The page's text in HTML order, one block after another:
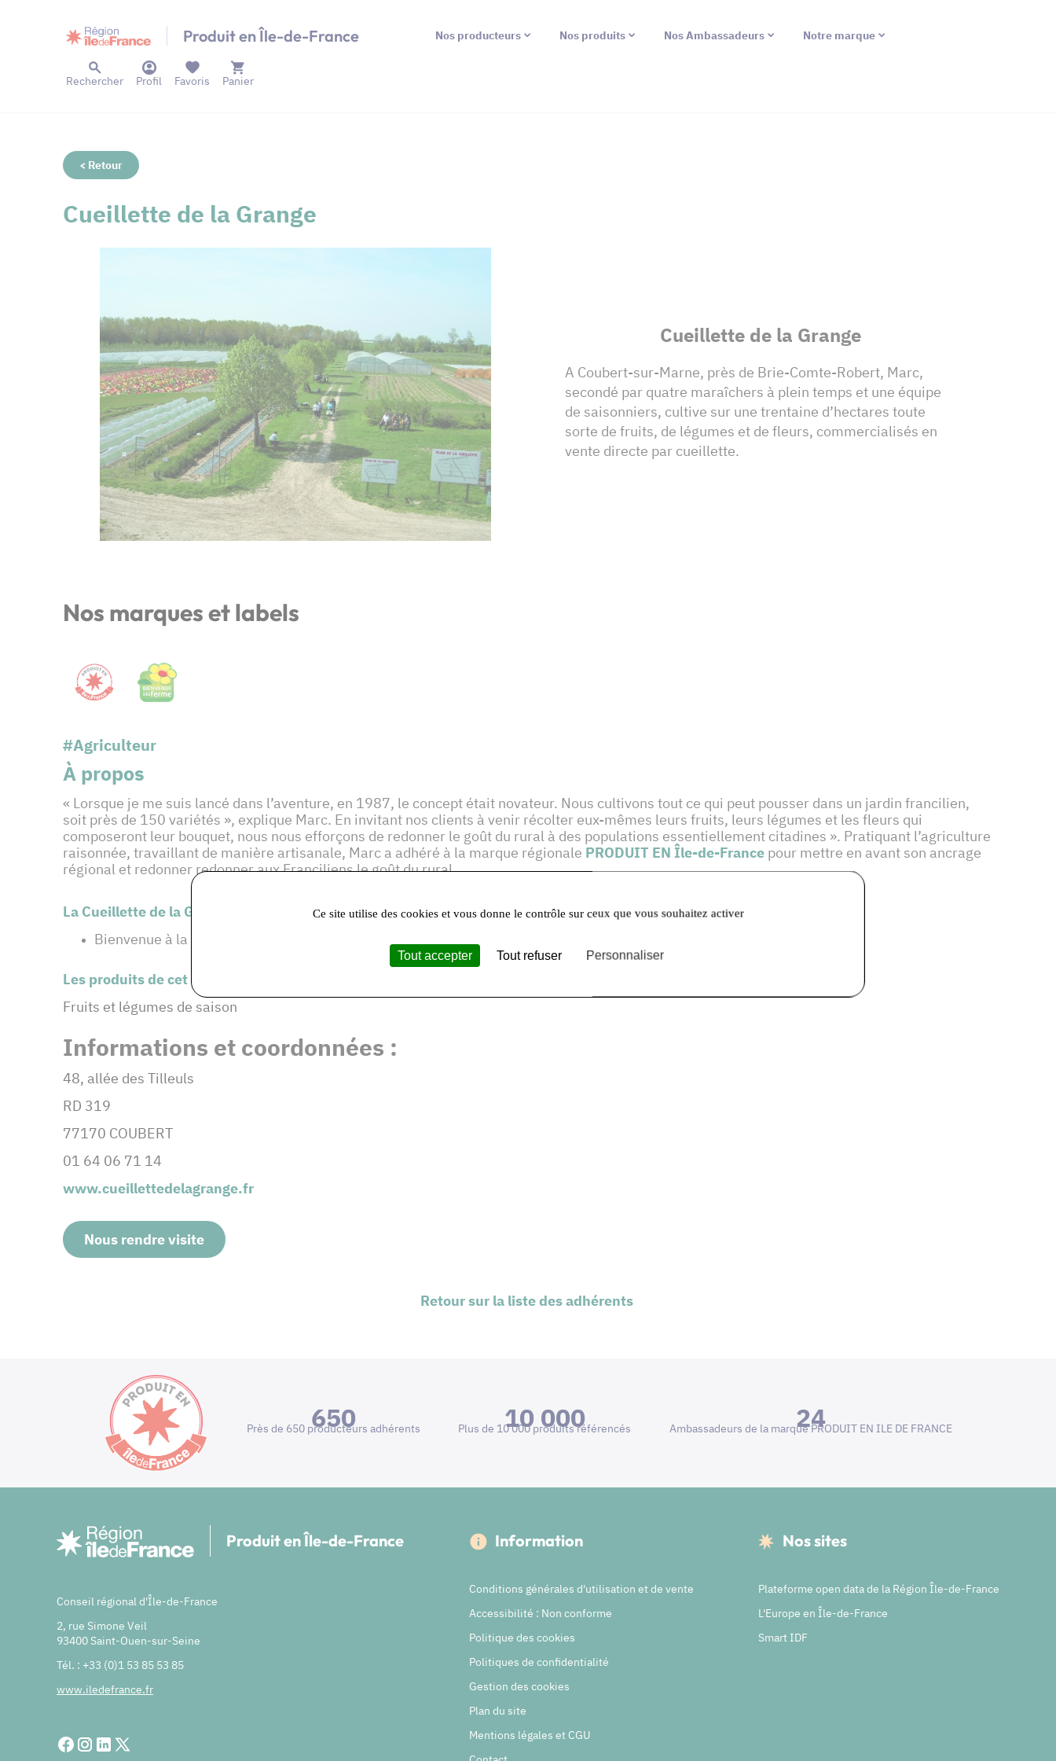
Produit en Île-de-France Nos producteurs Nos produits Nos Ambassadeurs Notre marque
Rechercher Profil Panier
Favoris
< Retour
Cueillette de la Grange
Cueillette de la Grange
A Coubert-sur-Marne, près de Brie-Comte-Robert, Marc,
secondé par quatre maraîchers à plein temps et une équipe
de saisonniers, cultive sur une trentaine d’hectares toute
sorte de fruits, de légumes et de fleurs, commercialisés en
vente directe par cueillette.
Nos marques et labels
#Agriculteur
À propos
« Lorsque je me suis lancé dans l’aventure, en 1987, le concept était novateur. Nous cultivons tout ce qui peut pousser dans un jardin francilien,
soit près de 150 variétés », explique Marc. En invitant nos clients à venir récolter eux-mêmes leurs fruits, leurs légumes et les fleurs qui
composeront leur bouquet, nous nous efforçons de redonner le goût du rural à des populations essentiellement citadines ». Pratiquant l’agriculture
raisonnée, travaillant de manière artisanale, Marc a adhéré à la marque régionale PRODUIT EN Île-de-France pour mettre en avant son ancrage
régional et redonner redonner aux Franciliens le goût du rural.
La Cueillette de la Grange est également adhérente à :
Bienvenue à la ferme
Les produits de cet adhérent :
Fruits et légumes de saison
Informations et coordonnées :
48, allée des Tilleuls
RD 319
77170 COUBERT
01 64 06 71 14
www.cueillettedelagrange.fr
Nous rendre visite
Retour sur la liste des adhérents
650
Près de 650 producteurs adhérents 10 000
Plus de 10 000 produits référencés 24
Ambassadeurs de la marque PRODUIT EN ILE DE FRANCE
Produit en Île-de-France
Conseil régional d'Île-de-France
2, rue Simone Veil
93400 Saint-Ouen-sur-Seine
Tél. : +33 (0)1 53 85 53 85
www.iledefrance.fr
Information
Conditions générales d'utilisation et de vente
Accessibilité : Non conforme
Politique des cookies
Politiques de confidentialité
Gestion des cookies
Plan du site
Mentions légales et CGU
Nos sites
Plateforme open data de la Région Île-de-France
L'Europe en Île-de-France
Smart IDF
Ce site utilise des cookies et vous donne le contrôle sur ceux que vous souhaitez activer
Tout accepter Tout refuser Personnaliser